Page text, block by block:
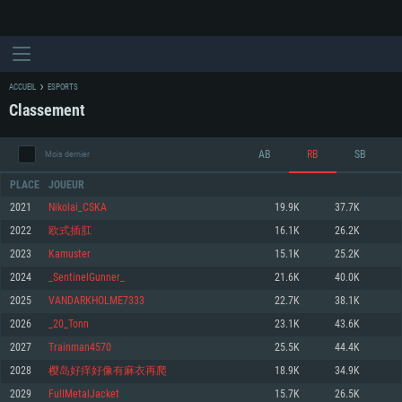
CONFIGURATION SYSTÈME REQUISE
Minimum
OS: Windows 10 (64 bit)
Processeur: Dual-Core 2.2 GHz
Minimum
OS: Mac OS Big Sur 11.0 ou plus récent
Processeur: Core i5, minimum 2.2GHz (Les processeurs Intel Xeon ne sont
Minimum
OS: Les configurations Linux 64 bits les plus modernes
Processeur: Dual-Core 2.4 GHz
ACCUEIL ESPORTS
Classement
Mois dernier AB RB SB
PLACE JOUEUR
2021 Nikolai_CSKA 19.9K 37.7K
2022 欧式插肛 16.1K 26.2K
2023 Kamuster 15.1K 25.2K
2024 _SentinelGunner_ 21.6K 40.0K
2025 VANDARKHOLME7333 22.7K 38.1K
2026 _20_Tonn 23.1K 43.6K
2027 Trainman4570 25.5K 44.4K
2028 樱岛好痒好像有麻衣再爬 18.9K 34.9K
2029 FulIMetalJacket 15.7K 26.5K